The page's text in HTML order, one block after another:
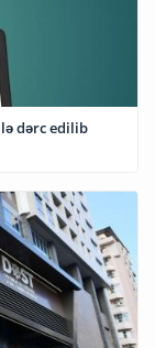
dərc edilib